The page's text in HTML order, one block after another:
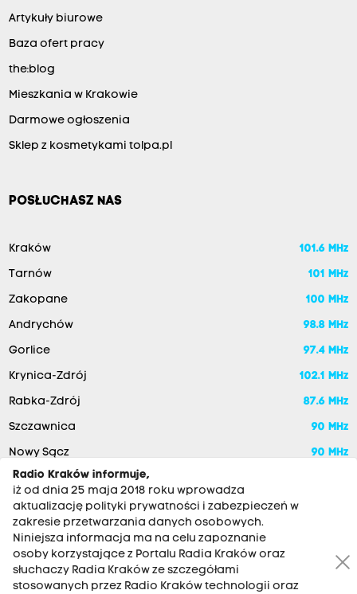
Artykuły biurowe
Baza ofert pracy
the:blog
Mieszkania w Krakowie
Darmowe ogłoszenia
Sklep z kosmetykami tolpa.pl
POSŁUCHASZ NAS
Kraków 101.6 MHz
Tarnów 101 MHz
Zakopane 100 MHz
Andrychów 98.8 MHz
Gorlice 97.4 MHz
Krynica-Zdrój 102.1 MHz
Rabka-Zdrój 87.6 MHz
Szczawnica 90 MHz
Nowy Sącz 90 MHz
Radio Kraków informuje,
iż od dnia 25 maja 2018 roku wprowadza
aktualizację polityki prywatności i zabezpieczeń w
zakresie przetwarzania danych osobowych.
Niniejsza informacja ma na celu zapoznanie
osoby korzystające z Portalu Radia Kraków oraz
słuchaczy Radia Kraków ze szczegółami
stosowanych przez Radio Kraków technologii oraz